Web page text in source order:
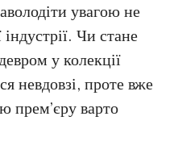
увагою не
індустрії. Чи стане
у колекції
невдовзі, проте вже
прем’єру варто